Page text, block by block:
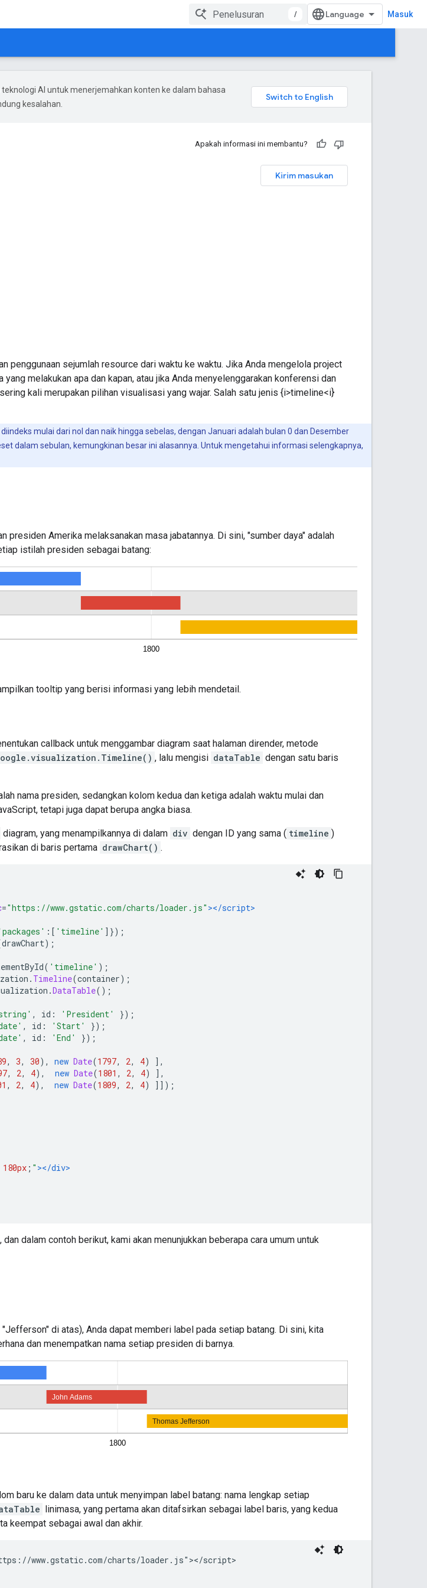
/ Masuk
AI untuk menerjemahkan konten ke dalam bahasa
kesalahan.
Apakah informasi ini membantu?
Kirim masukan
penggunaan sejumlah resource dari waktu ke waktu. Jika Anda mengelola project
melakukan apa dan kapan, atau jika Anda menyelenggarakan konferensi dan
kali merupakan pilihan visualisasi yang wajar. Salah satu jenis {i>timeline<i}
mulai dari nol dan naik hingga sebelas, dengan Januari adalah bulan 0 dan Desember
dalam sebulan, kemungkinan besar ini alasannya. Untuk mengetahui informasi selengkapnya,
presiden Amerika melaksanakan masa jabatannya. Di sini, "sumber daya" adalah
istilah presiden sebagai batang:
tooltip yang berisi informasi yang lebih mendetail.
callback untuk menggambar diagram saat halaman dirender, metode
, lalu mengisi dataTable dengan satu baris
nama presiden, sedangkan kolom kedua dan ketiga adalah waktu mulai dan
tetapi juga dapat berupa angka biasa.
diagram, yang menampilkannya di dalam div dengan ID yang sama ( timeline )
di baris pertama drawChart() .
="https://www.gstatic.com/charts/loader.js" ></script>
:[ 'timeline' ]});
drawChart);
( 'timeline' );
. Timeline(container);
.DataTable();
, id : 'President'
});
, id : 'Start'
});
, id : 'End'
});
, 3, 30), new Date(1797, 2, 4)
],
, 2, 4), new Date(1801 , 2, 4)
],
, 2, 4), new Date(1809, 2, 4) ]]);
180px ; " ></div>
dan dalam contoh berikut, kami akan menunjukkan beberapa cara umum untuk
"Jefferson" di atas), Anda dapat memberi label pada setiap batang. Di sini, kita
dan menempatkan nama setiap presiden di barnya.
baru ke dalam data untuk menyimpan label batang: nama lengkap setiap
linimasa, yang pertama akan ditafsirkan sebagai label baris, yang kedua
keempat sebagai awal dan akhir.
www.gstatic.com/charts/loader.js"></script>